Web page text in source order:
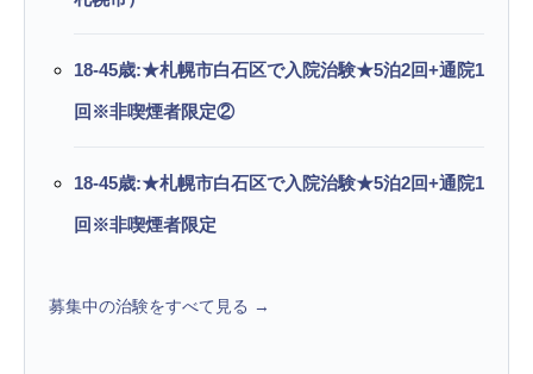
18-45歳:★札幌市白石区で入院治験★5泊2回+通院1
回※非喫煙者限定②
18-45歳:★札幌市白石区で入院治験★5泊2回+通院1
回※非喫煙者限定
募集中の治験をすべて見る →